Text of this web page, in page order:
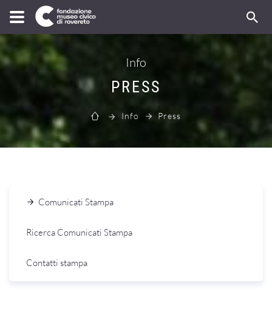
Info
PRESS
Info Press
Comunicati Stampa
Ricerca Comunicati Stampa
Contatti stampa